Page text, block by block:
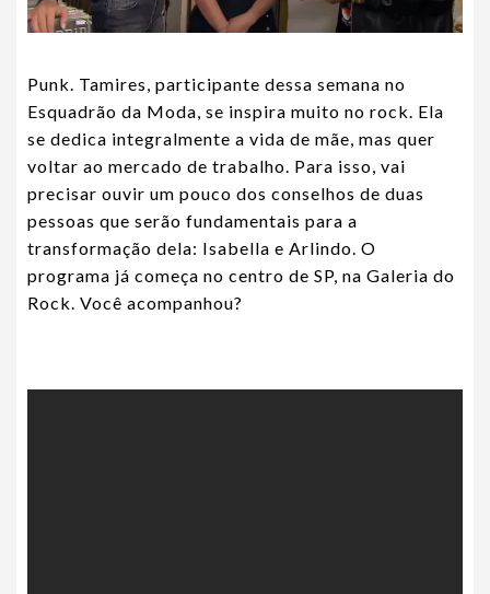
Punk. Tamires, participante dessa semana no
Esquadrão da Moda, se inspira muito no rock. Ela
se dedica integralmente a vida de mãe, mas quer
voltar ao mercado de trabalho. Para isso, vai
precisar ouvir um pouco dos conselhos de duas
pessoas que serão fundamentais para a
transformação dela: Isabella e Arlindo. O
programa já começa no centro de SP, na Galeria do
Rock. Você acompanhou?